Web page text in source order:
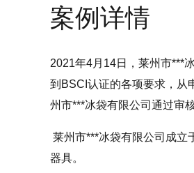
案例详情
2021年4月14日，莱州市***
到BSCI认证的各项要求，从
州市***冰袋有限公司通过审核
莱州市***冰袋有限公司成立
器具。